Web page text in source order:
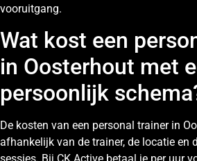
vooruitgang.
Wat kost een
in Oosterhout met
persoonlijk
De kosten van een personal trainer in
afhankelijk van de trainer, de locatie en